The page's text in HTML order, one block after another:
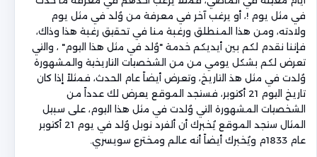
في مثل يوم !، أو يرغب آخر في معرفة من وُلد في مثل يوم
ولادته، ومن هذا المنطلق ورغبة منا في تحقيق رغبة هذا وذاك،
فإننا نقدم لكم بين أيديكم خدمة "وُلد في مثل هذا اليوم" ، والتي
تعرض لكم بشكل يومي من من الشخصيات التاريخية والمشهورة
وُلدت في مثل هذ التاريخ، وتعرض أيضاً عام الحدث، فمثلاً إذا كان
تاريخ اليوم 21 أكتوبر، فستجد الموقع يعرض لك عدداً من
الشخصيات المشهورة التي وُلدت في مثل هذا اليوم، على سبيل
المثال ستجد الموقع يُخبرك أن ألفرد نوبل وُلد في يوم 21 أكتوبر
عام 1833م ويُخبرك أيضاً أنه عالم ومخترع سويسري.